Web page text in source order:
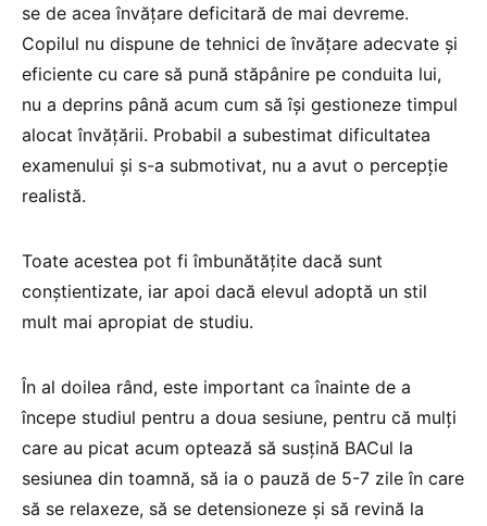
se de acea învățare deficitară de mai devreme.
Copilul nu dispune de tehnici de învățare adecvate și
eficiente cu care să pună stăpânire pe conduita lui,
nu a deprins până acum cum să își gestioneze timpul
alocat învățării. Probabil a subestimat dificultatea
examenului și s-a submotivat, nu a avut o percepție
realistă.
Toate acestea pot fi îmbunătățite dacă sunt
conștientizate, iar apoi dacă elevul adoptă un stil
mult mai apropiat de studiu.
În al doilea rând, este important ca înainte de a
începe studiul pentru a doua sesiune, pentru că mulți
care au picat acum optează să susțină BACul la
sesiunea din toamnă, să ia o pauză de 5-7 zile în care
să se relaxeze, să se detensioneze și să revină la